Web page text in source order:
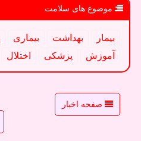
موضوع های سلامت
بیمار بهداشت بیماری
آموزش
پزشكی اختلال
صفحه اخبار